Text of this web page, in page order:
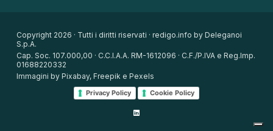
Copyright 2026 · Tutti i diritti riservati · redigo.info by Deleganoi
S.p.A.
Cap. Soc. 107.000,00 · C.C.I.A.A. RM-1612096 · C.F./P.IVA e Reg.Imp.
01688220332
Immagini by Pixabay, Freepik e Pexels
Privacy Policy Cookie Policy